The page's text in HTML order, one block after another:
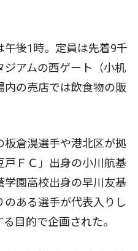
後1時。定員は先着9千
ジアムの西ゲート（小机
の売店では飲食物の販
倉滉選手や港北区が拠
戸ＦＣ」出身の小川航基
園高校出身の早川友基
ある選手が代表入りし
目的で企画された。